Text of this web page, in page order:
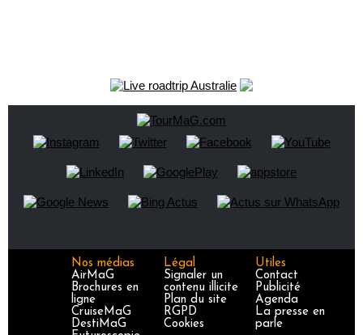
Nos médias
AirMaG
Brochures en
ligne
CruiseMaG
DestiMaG
Légal
Signaler un
contenu illicite
Plan du site
RGPD
Cookies
Utiles
Contact
Publicité
Agenda
La presse en
parle